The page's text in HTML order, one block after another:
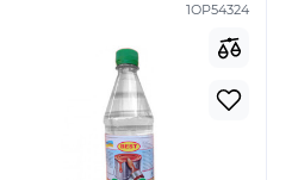
1ОР54324